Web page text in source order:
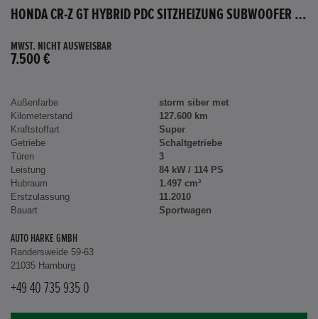
HONDA CR-Z GT HYBRID PDC SITZHEIZUNG SUBWOOFER BLUETOOTH
MWST. NICHT AUSWEISBAR
7.500 €
Außenfarbe
storm siber met
Kilometerstand
127.600 km
Kraftstoffart
Super
Getriebe
Schaltgetriebe
Türen
3
Leistung
84 kW / 114 PS
Hubraum
1.497 cm³
Erstzulassung
11.2010
Bauart
Sportwagen
AUTO HARKE GMBH
Randersweide 59-63
21035 Hamburg
+49 40 735 935 0